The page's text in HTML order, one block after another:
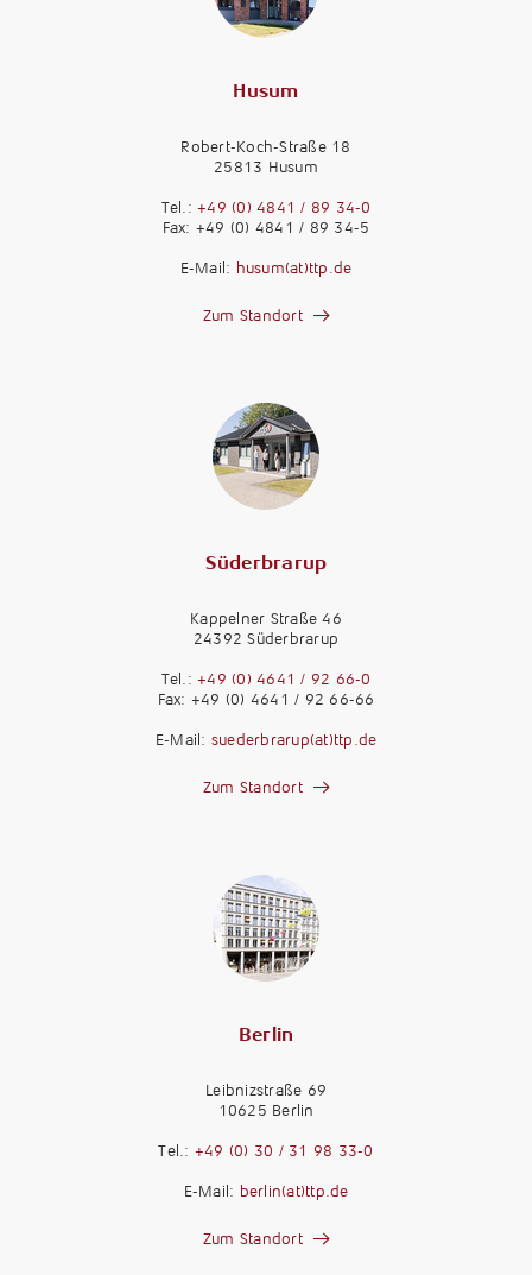
Husum
Robert-Koch-Straße 18
25813 Husum
Tel.: +49 (0) 4841 / 89 34-0
Fax: +49 (0) 4841 / 89 34-5
E-Mail: husum(at)ttp.de
Zum Standort
Süderbrarup
Kappelner Straße 46
24392 Süderbrarup
Tel.: +49 (0) 4641 / 92 66-0
Fax: +49 (0) 4641 / 92 66-66
E-Mail: suederbrarup(at)ttp.de
Zum Standort
Berlin
Leibnizstraße 69
10625 Berlin
Tel.: +49 (0) 30 / 31 98 33-0
E-Mail: berlin(at)ttp.de
Zum Standort